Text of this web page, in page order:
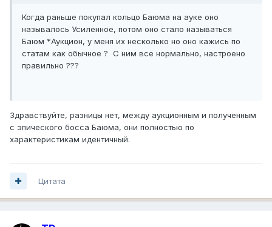
Когда раньше покупал кольцо Баюма на ауке оно
называлось Усиленное, потом оно стало называться
Баюм *Аукцион, у меня их несколько но оно кажись по
статам как обычное ? С ним все нормально, настроено
правильно ???
Здравствуйте, разницы нет, между аукционным и полученным
с эпического босса Баюма, они полностью по
характеристикам идентичный.
Цитата